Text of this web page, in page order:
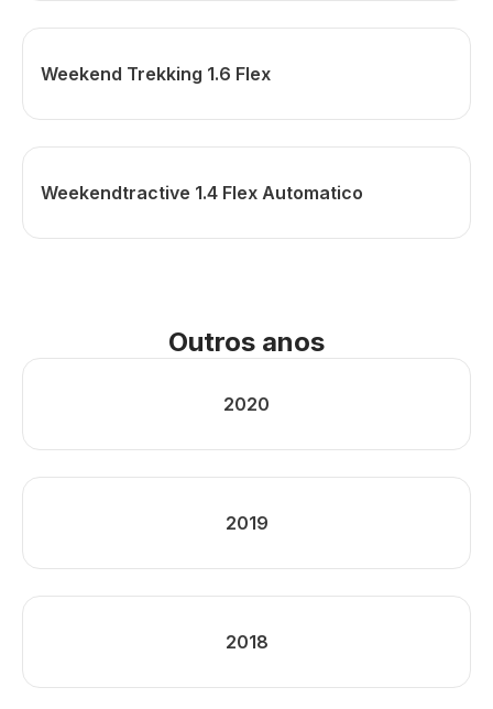
Weekend Trekking 1.6 Flex
Weekendtractive 1.4 Flex Automatico
Outros anos
2020
2019
2018